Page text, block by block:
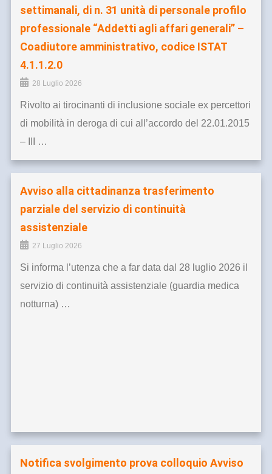
settimanali, di n. 31 unità di personale profilo
professionale “Addetti agli affari generali” –
Coadiutore amministrativo, codice ISTAT
4.1.1.2.0
28 Luglio 2026
Rivolto ai tirocinanti di inclusione sociale ex percettori
di mobilità in deroga di cui all’accordo del 22.01.2015
– III …
Avviso alla cittadinanza trasferimento
parziale del servizio di continuità
assistenziale
27 Luglio 2026
Si informa l’utenza che a far data dal 28 luglio 2026 il
servizio di continuità assistenziale (guardia medica
notturna) …
Notifica svolgimento prova colloquio Avviso